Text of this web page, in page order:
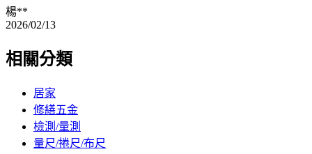
楊**
2026/02/13
相關分類
居家
修繕五金
檢測/量測
量尺/捲尺/布尺